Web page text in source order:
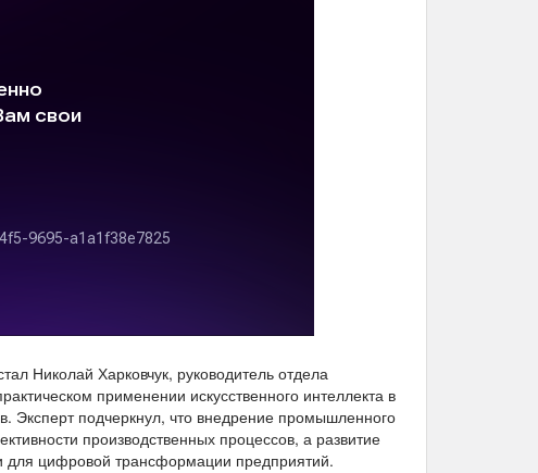
Николай Харковчук, руководитель отдела
применении искусственного интеллекта в
Эксперт подчеркнул, что внедрение промышленного
производственных процессов, а развитие
для цифровой трансформации предприятий.